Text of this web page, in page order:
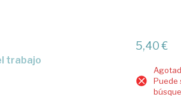
trabajo
5,40 €
Puede